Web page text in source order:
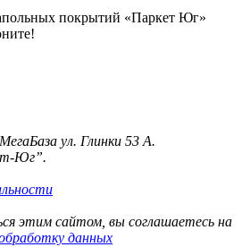
ул. Глинки 53 А.
Юг”.
этим сайтом, вы соглашаетесь на
данных